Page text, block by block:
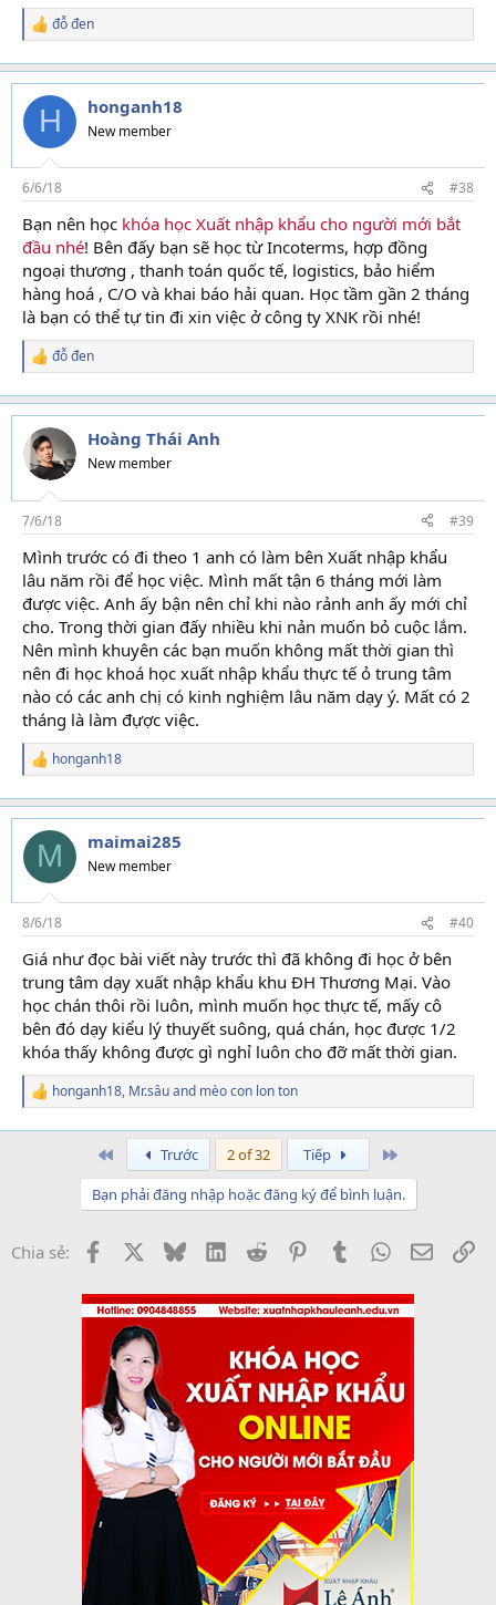
R
a
c
t
o
s
:
đỗ đen
H honganh18
New member
6/6/18 #38
Bạn nên học khóa học Xuất nhập khẩu cho người mới bắt
đầu nhé! Bên đấy bạn sẽ học từ Incoterms, hợp đồng
ngoại thương , thanh toán quốc tế, logistics, bảo hiểm
hàng hoá , C/O và khai báo hải quan. Học tầm gần 2 tháng
là bạn có thể tự tin đi xin việc ở công ty XNK rồi nhé!
R
a
c
t
i
o
s
:
đỗ đen
Hoàng Thái Anh
New member
7/6/18 #39
Mình trước có đi theo 1 anh có làm bên Xuất nhập khẩu
lâu năm rồi để học việc. Mình mất tận 6 tháng mới làm
được việc. Anh ấy bận nên chỉ khi nào rảnh anh ấy mới chỉ
cho. Trong thời gian đấy nhiều khi nản muốn bỏ cuộc lắm.
Nên mình khuyên các bạn muốn không mất thời gian thì
nên đi học khoá học xuất nhập khẩu thực tế ỏ trung tâm
nào có các anh chị có kinh nghiệm lâu năm dạy ý. Mất có 2
tháng là làm đựợc việc.
R
a
c
t
o
s
:
honganh18
M maimai285
New member
8/6/18 #40
Giá như đọc bài viết này trước thì đã không đi học ở bên
trung tâm dạy xuất nhập khẩu khu ĐH Thương Mại. Vào
học chán thôi rồi luôn, mình muốn học thực tế, mấy cô
bên đó dạy kiểu lý thuyết suông, quá chán, học được 1/2
khóa thấy không được gì nghỉ luôn cho đỡ mất thời gian.
R
a
:
honganh18, Mr.sâuand mèo con lon ton
Trước 2 of 32 Tiếp
Bạn phải đăng nhập hoặc đăng ký để bình luận.
Chia sẻ: Facebook BlueskyLinkedInReddit PinterestTumblrWhatsApp
Email